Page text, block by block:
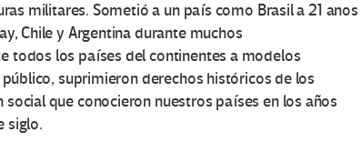
militares. Sometió a un país como Brasil a 21 anos
Chile y Argentina durante muchos
todos los países del continentes a modelos
suprimieron derechos históricos de los
que conocieron nuestros países en los años
siglo.